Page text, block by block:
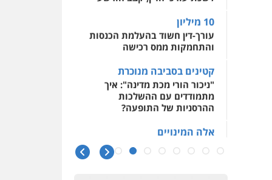
10 מיליון
עורך-דין חשוד בהעלמת הכנסות
והתחמקות ממס רכישה
קטינים בסביבה מנוכרת
"ניכור הורי מכת מדינה": איך
מתמודדים עם ההשלכות
ההרסניות של התופעה?
אלה המינויים
26 שופטים ורשמים נוספים